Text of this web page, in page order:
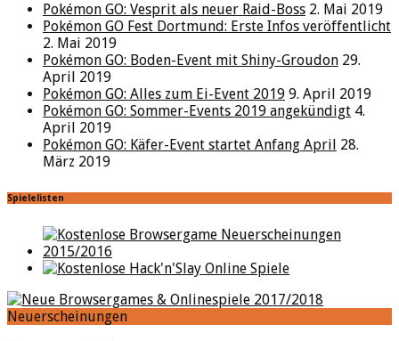
Pokémon GO: Vesprit als neuer Raid-Boss 2. Mai 2019
Pokémon GO Fest Dortmund: Erste Infos veröffentlicht
2. Mai 2019
Pokémon GO: Boden-Event mit Shiny-Groudon 29.
April 2019
Pokémon GO: Alles zum Ei-Event 2019 9. April 2019
Pokémon GO: Sommer-Events 2019 angekündigt 4.
April 2019
Pokémon GO: Käfer-Event startet Anfang April 28.
März 2019
Spielelisten
Neuerscheinungen